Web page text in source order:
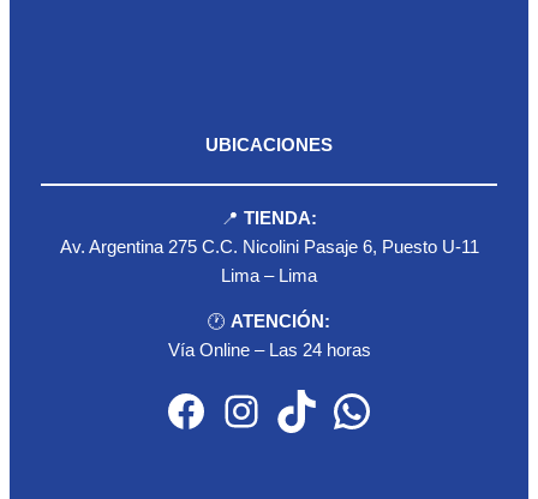
UBICACIONES
📍 TIENDA:
Av. Argentina 275 C.C. Nicolini Pasaje 6, Puesto U-11
Lima – Lima
🕐 ATENCIÓN:
Vía Online – Las 24 horas
Facebook Instagram TikTok WhatsApp